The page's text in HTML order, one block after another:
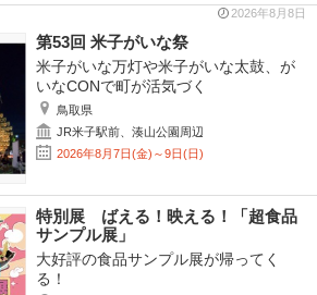
2026年8月8日
第53回 米子がいな祭
米子がいな万灯や米子がいな太鼓、が
いなCONで町が活気づく
鳥取県
JR米子駅前、湊山公園周辺
2026年8月7日(金)～9日(日)
特別展 ばえる！映える！「超食品
サンプル展」
大好評の食品サンプル展が帰ってく
る！